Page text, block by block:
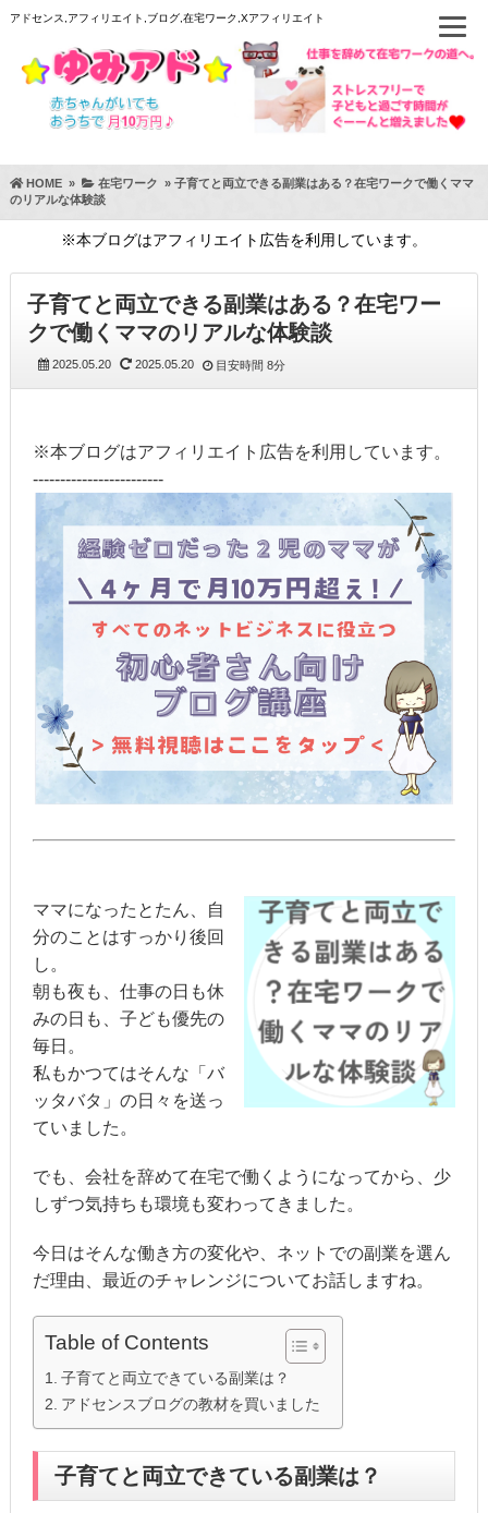
アドセンス,アフィリエイト,ブログ,在宅ワーク,Xアフィリエイト
HOME» 在宅ワーク » 子育てと両立できる副業はある？在宅ワークで働くママ
のリアルな体験談
※本ブログはアフィリエイト広告を利用しています。
子育てと両立できる副業はある？在宅ワー
クで働くママのリアルな体験談
2025.05.20 2025.05.20 目安時間 8分
※本ブログはアフィリエイト広告を利用しています。
------------------------
ママになったとたん、自
分のことはすっかり後回
し。
朝も夜も、仕事の日も休
みの日も、子ども優先の
毎日。
私もかつてはそんな「バ
ッタバタ」の日々を送っ
ていました。
でも、会社を辞めて在宅で働くようになってから、少
しずつ気持ちも環境も変わってきました。
今日はそんな働き方の変化や、ネットでの副業を選ん
だ理由、最近のチャレンジについてお話しますね。
Table of Contents
子育てと両立できている副業は？
アドセンスブログの教材を買いました
子育てと両立できている副業は？